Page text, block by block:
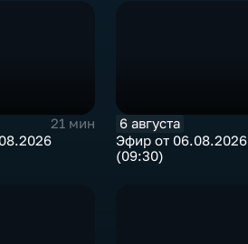
21 мин
6 августа
Эфир от 06.08.2026
(09:30)